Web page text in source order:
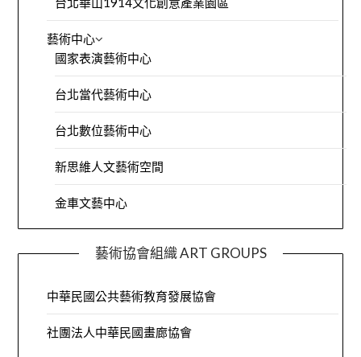
藝術中心
國家表演藝術中心
台北當代藝術中心
台北數位藝術中心
新思維人文藝術空間
金車文藝中心
藝術協會組織 ART GROUPS
中華民國公共藝術教育發展協會
社團法人中華民國畫廊協會